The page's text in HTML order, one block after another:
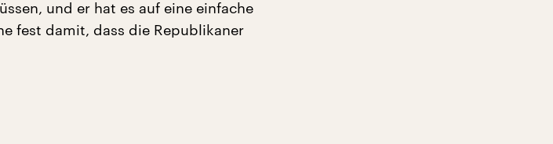
und er hat es auf eine einfache
fest damit, dass die Republikaner